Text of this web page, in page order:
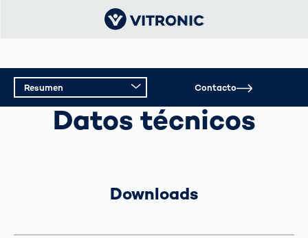
SISTEMAS DE PEAJE INTELIGENTE
Datos técnicos
Resumen
Resumen
Contacto
Downloads